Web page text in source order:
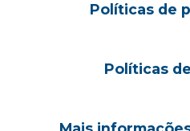
Políticas de
Políticas